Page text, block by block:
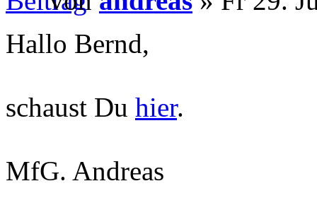
Hallo Bernd,
schaust Du hier.
MfG. Andreas